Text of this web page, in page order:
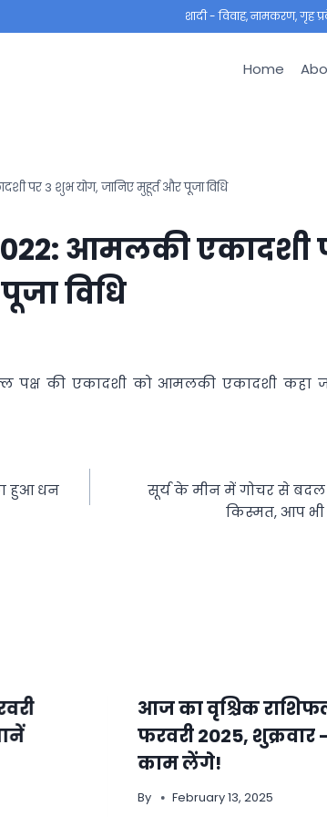
शादी - विवाह, नामकरण, गृह
Home
पर 3 शुभ योग, जानिए मुहूर्त और पूजा विधि
आमलकी एकादशी
विधि
पक्ष की एकादशी को आमलकी एकादशी कहा
हुआ धन
सूर्य के मीन में गोचर से बदल
किस्मत, आप
आज का वृश्चिक
फरवरी 2025, शुक्रवार
काम लेंगे!
By February 13, 2025